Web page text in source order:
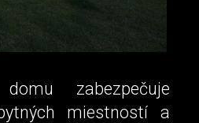
zabezpečuje
miestností a